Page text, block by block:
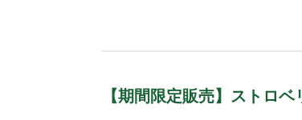
【期間限定販売】ストロ